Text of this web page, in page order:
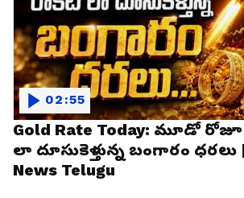
Gold Rate Today: మూడో
లా దూసుకెళ్తున్న బంగారం ధరలు
News Telugu
02:55